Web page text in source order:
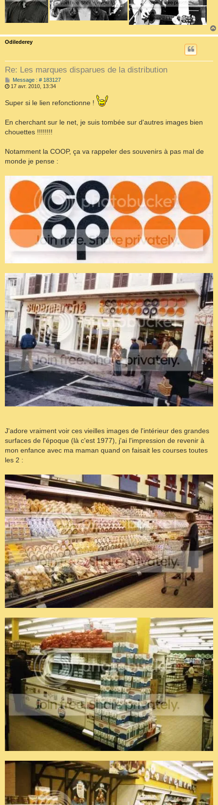
Odilederey
Re: Les marques disparues de la distribution
Message : # 183127M
a
17 avr. 2010, 13:34
Super si le lien refonctionne !
En cherchant sur le net, je suis tombée sur d'autres images bien
chouettes !!!!!!!!
Notamment la COOP, ça va rappeler des souvenirs à pas mal de
monde je pense :
J'adore vraiment voir ces vieilles images de l'intérieur des grandes
surfaces de l'époque (là c'est 1977), j'ai l'impression de revenir à
mon enfance avec ma maman quand on faisait les courses toutes
les 2 :